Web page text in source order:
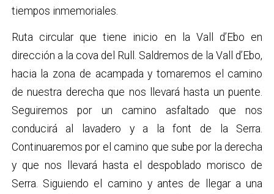
tiempos inmemoriales.
Ruta circular que tiene inicio en la Vall d’Ebo en
dirección a la cova del Rull. Saldremos de la Vall d’Ebo,
hacia la zona de acampada y tomaremos el camino
de nuestra derecha que nos llevará hasta un puente.
Seguiremos por un camino asfaltado que nos
conducirá al lavadero y a la font de la Serra.
Continuaremos por el camino que sube por la derecha
y que nos llevará hasta el despoblado morisco de
Serra. Siguiendo el camino y antes de llegar a una